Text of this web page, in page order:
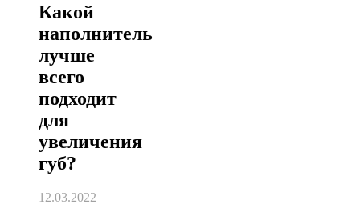
Какой
наполнитель
лучше
всего
подходит
для
увеличения
губ?
12.03.2022